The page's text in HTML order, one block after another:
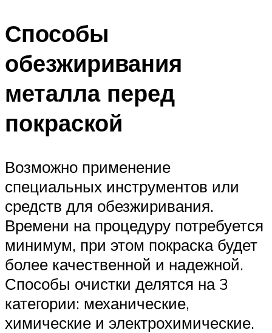
Способы
обезжиривания
металла перед
покраской
Возможно применение
специальных инструментов или
средств для обезжиривания.
Времени на процедуру потребуется
минимум, при этом покраска будет
более качественной и надежной.
Способы очистки делятся на 3
категории: механические,
химические и электрохимические.